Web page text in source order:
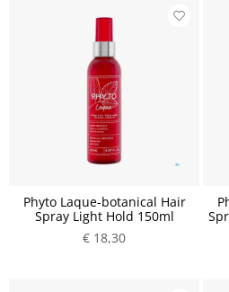
Phyto Laque-botanical Hair
Spray Light Hold 150ml
€ 18,30